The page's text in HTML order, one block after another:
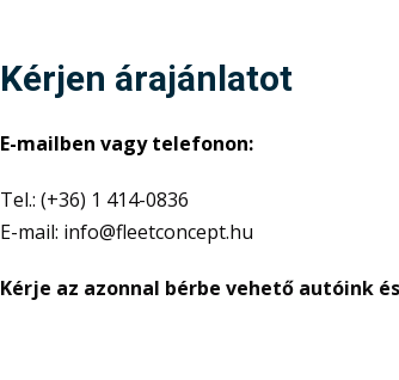
Kérjen árajánlatot
E-mailben vagy telefonon:
Tel.: (+36) 1 414-0836
E-mail: info@fleetconcept.hu
Kérje az azonnal bérbe vehető autóink